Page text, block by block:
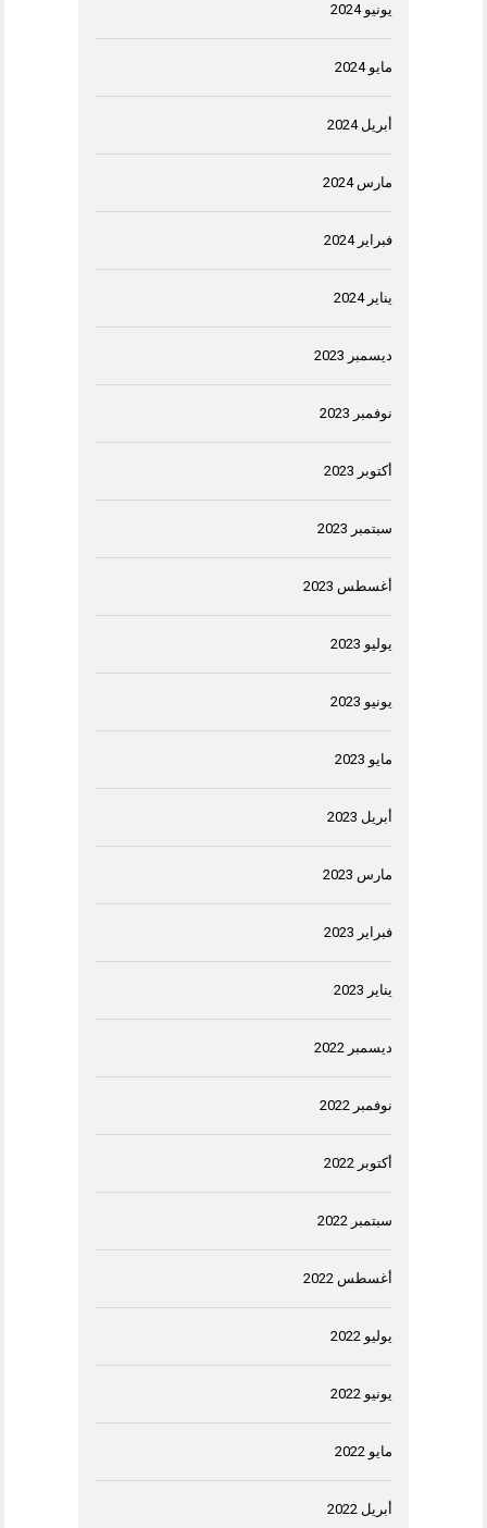
يونيو 2024
مايو 2024
أبريل 2024
مارس 2024
فبراير 2024
يناير 2024
ديسمبر 2023
نوفمبر 2023
أكتوبر 2023
سبتمبر 2023
أغسطس 2023
يوليو 2023
يونيو 2023
مايو 2023
أبريل 2023
مارس 2023
فبراير 2023
يناير 2023
ديسمبر 2022
نوفمبر 2022
أكتوبر 2022
سبتمبر 2022
أغسطس 2022
يوليو 2022
يونيو 2022
مايو 2022
أبريل 2022